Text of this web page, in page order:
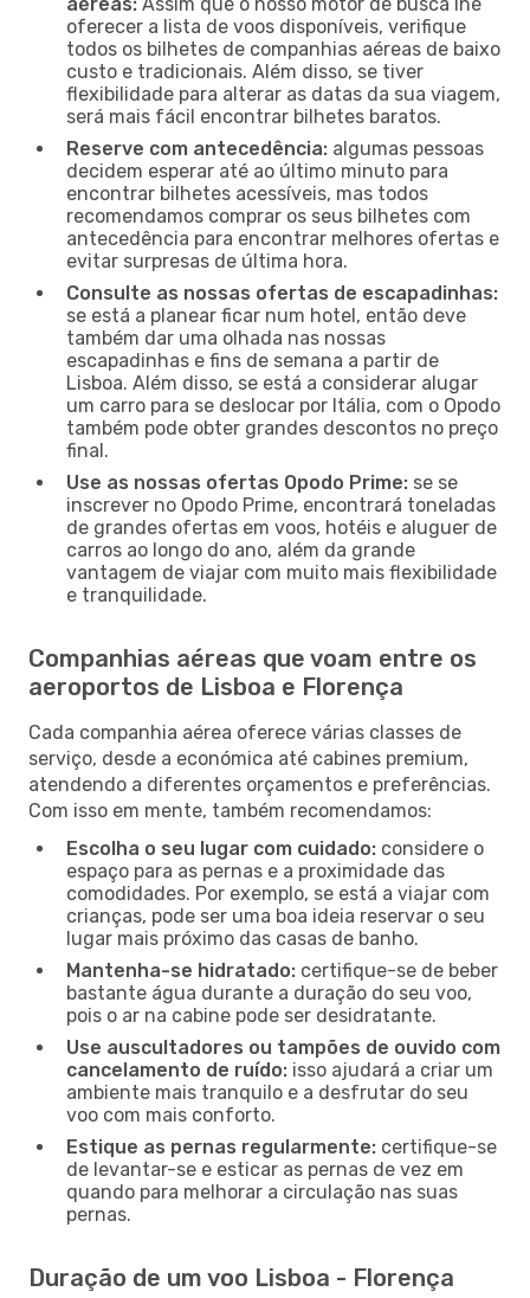
oferecer a lista de voos disponíveis, verifique
todos os bilhetes de companhias aéreas de baixo
custo e tradicionais. Além disso, se tiver
flexibilidade para alterar as datas da sua viagem,
será mais fácil encontrar bilhetes baratos.
Reserve com antecedência: algumas pessoas
decidem esperar até ao último minuto para
encontrar bilhetes acessíveis, mas todos
recomendamos comprar os seus bilhetes com
antecedência para encontrar melhores ofertas e
evitar surpresas de última hora.
Consulte as nossas ofertas de escapadinhas:
se está a planear ficar num hotel, então deve
também dar uma olhada nas nossas
escapadinhas e fins de semana a partir de
Lisboa. Além disso, se está a considerar alugar
um carro para se deslocar por Itália, com o Opodo
também pode obter grandes descontos no preço
final.
Use as nossas ofertas Opodo Prime: se se
inscrever no Opodo Prime, encontrará toneladas
de grandes ofertas em voos, hotéis e aluguer de
carros ao longo do ano, além da grande
vantagem de viajar com muito mais flexibilidade
e tranquilidade.
Companhias aéreas que voam entre os
aeroportos de Lisboa e Florença
Cada companhia aérea oferece várias classes de
serviço, desde a económica até cabines premium,
atendendo a diferentes orçamentos e preferências.
Com isso em mente, também recomendamos:
Escolha o seu lugar com cuidado: considere o
espaço para as pernas e a proximidade das
comodidades. Por exemplo, se está a viajar com
crianças, pode ser uma boa ideia reservar o seu
lugar mais próximo das casas de banho.
Mantenha-se hidratado: certifique-se de beber
bastante água durante a duração do seu voo,
pois o ar na cabine pode ser desidratante.
Use auscultadores ou tampões de ouvido com
cancelamento de ruído: isso ajudará a criar um
ambiente mais tranquilo e a desfrutar do seu
voo com mais conforto.
Estique as pernas regularmente: certifique-se
de levantar-se e esticar as pernas de vez em
quando para melhorar a circulação nas suas
pernas.
Duração de um voo Lisboa - Florença